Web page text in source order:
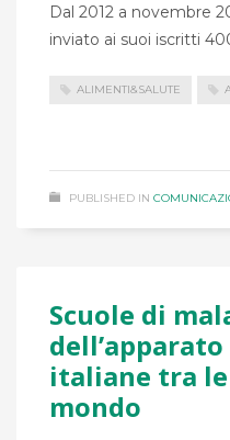
Dal 2012 a novembre
inviato ai suoi iscritti
ALIMENTI&SALUTE
PUBLISHED IN
Scuole di
italiane tra
mondo